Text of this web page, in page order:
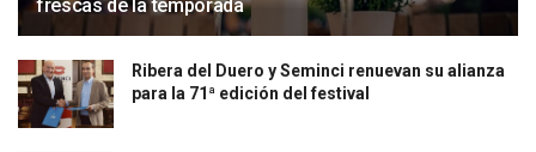
frescas de la temporada
Ribera del Duero y Seminci renuevan su alianza
para la 71ª edición del festival